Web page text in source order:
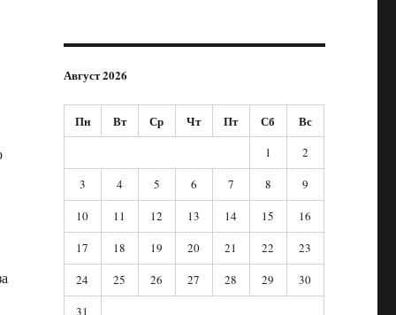
Август 2026
Пн Вт Ср Чт Пт Сб Вс
1
2
3
4 5 6 7 8
9
10
11 12 13 14 15
16
17
18 19 20 21 22
23
24
25 26 27 28 29
30
31